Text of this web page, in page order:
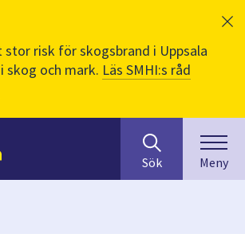
stor risk för skogsbrand i Uppsala
skog och mark. Läs SMHI:s råd
efter
innehåll
på
Sök Meny